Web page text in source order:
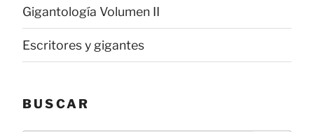
Gigantología Volumen II
Escritores y gigantes
BUSCAR